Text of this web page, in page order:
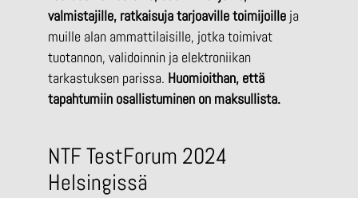
valmistajille, ratkaisuja tarjoaville toimijoille ja
muille alan ammattilaisille, jotka toimivat
tuotannon, validoinnin ja elektroniikan
tarkastuksen parissa. Huomioithan, että
tapahtumiin osallistuminen on maksullista.
NTF TestForum 2024
Helsingissä